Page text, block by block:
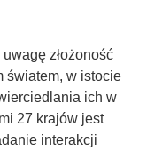
złożoność
światem, w istocie
ich w
27 krajów jest
interakcji